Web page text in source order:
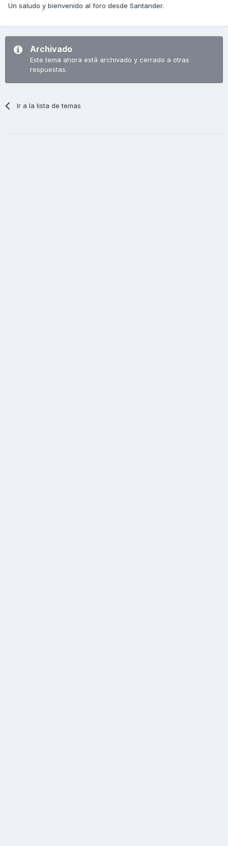
Un saludo y bienvenido al foro desde Santander.
Archivado
Este tema ahora está archivado y cerrado a otras
respuestas.
Ir a la lista de temas